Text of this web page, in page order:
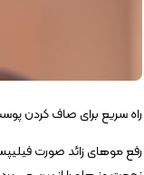
راه سریع برای صاف کردن